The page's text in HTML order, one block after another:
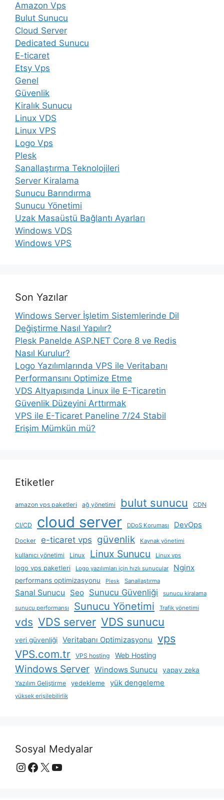
Amazon Vps
Bulut Sunucu
Cloud Server
Dedicated Sunucu
E-ticaret
Etsy Vps
Genel
Güvenlik
Kiralık Sunucu
Linux VDS
Linux VPS
Logo Vps
Plesk
Sanallaştırma Teknolojileri
Server Kiralama
Sunucu Barındırma
Sunucu Yönetimi
Uzak Masaüstü Bağlantı Ayarları
Windows VDS
Windows VPS
Son Yazılar
Windows Server İşletim Sistemlerinde Dil
Değiştirme Nasıl Yapılır?
Plesk Panelde ASP.NET Core 8 ve Redis
Nasıl Kurulur?
Logo Yazılımlarında VPS ile Veritabanı
Performansını Optimize Etme
VDS Altyapısında Linux ile E-Ticaretin
Güvenlik Düzeyini Arttırmak
VPS ile E-Ticaret Paneline 7/24 Stabil
Erişim Mümkün mü?
Etiketler
amazon vps paketleri ağ yönetimi bulut sunucu CDN
CI/CD cloud server DDoS Koruması DevOps
Docker e-ticaret vps güvenlik Kaynak yönetimi
kullanıcı yönetimi Linux Linux Sunucu Linux vps
logo vps paketleri Logo yazılımları için hızlı sunucular Nginx
performans optimizasyonu Plesk Sanallaştırma
Sanal Sunucu Seo Sunucu Güvenliği sunucu kiralama
sunucu performansı Sunucu Yönetimi Trafik yönetimi
vds VDS server VDS sunucu
veri güvenliği Veritabanı Optimizasyonu vps
VPS.com.tr VPS hosting Web Hosting
Windows Server Windows Sunucu yapay zeka
Yazılım Geliştirme yedekleme yük dengeleme
yüksek erişilebilirlik
Sosyal Medyalar
Instagram Facebook X YouTube